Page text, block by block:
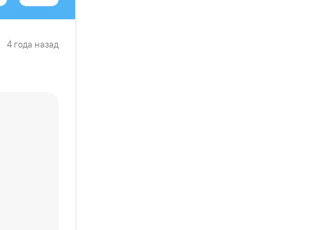
4 года назад